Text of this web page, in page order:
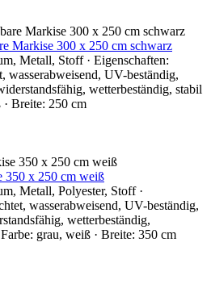
Markise 300 x 250 cm schwarz
Metall, Stoff · Eigenschaften:
wasserabweisend, UV-beständig,
wetterbeständig, stabil
· Breite: 250 cm
350 x 250 cm weiß
Metall, Polyester, Stoff ·
wasserabweisend, UV-beständig,
wetterbeständig,
grau, weiß · Breite: 350 cm